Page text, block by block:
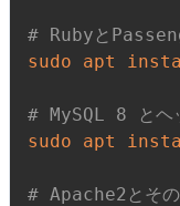
# Rubyと
sudo
apt
# MySQL 8 とヘ
sudo
apt
# Apache2とその